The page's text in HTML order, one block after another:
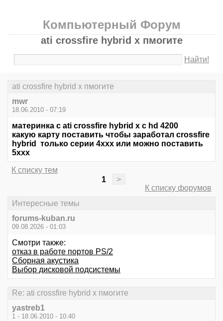
Компьютерный Форум
ati crossfire hybrid x пмогите
Найти!
ati crossfire hybrid x пмогите
mwr
18.06.2010 - 07:19
материнка с ati crossfire hybrid x с hd 4200
какую карту поставить чтобы заработал crossfire
hybrid только серии 4xxx или можно поставить
5ххх
К списку тем
1
>
К списку форумов
Интересные темы
forums-kuban.ru
09.08.2026 - 01:03
Смотри также:
отказ в работе портов PS/2
Сборная акустика
Выбор дисковой подсистемы
Re: ati crossfire hybrid x пмогите
yastreb1
1 - 18.06.2010 - 10:40